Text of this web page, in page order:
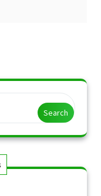
Search